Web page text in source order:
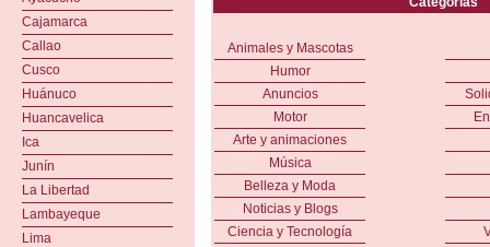
Cajamarca
Callao
Cusco
Huánuco
Huancavelica
Ica
Junín
La Libertad
Lambayeque
Lima
Animales y Mascotas
Humor
Anuncios
Motor
Arte y animaciones
Música
Belleza y Moda
Noticias y Blogs
Ciencia y Tecnología